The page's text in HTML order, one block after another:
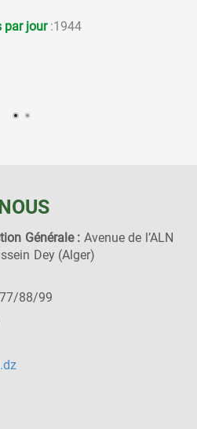
par jour :1944
Générale : Avenue de l’ALN
Dey (Alger)
88/99